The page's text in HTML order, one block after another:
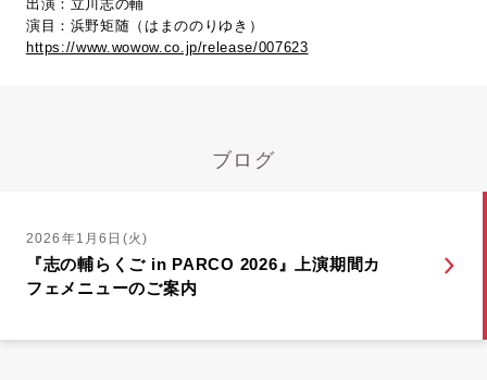
出演：立川志の輔
演目：浜野矩随（はまののりゆき）
https://www.wowow.co.jp/release/007623
ブログ
2026年1月6日(火)
『志の輔らくご in PARCO 2026』上演期間カ
フェメニューのご案内